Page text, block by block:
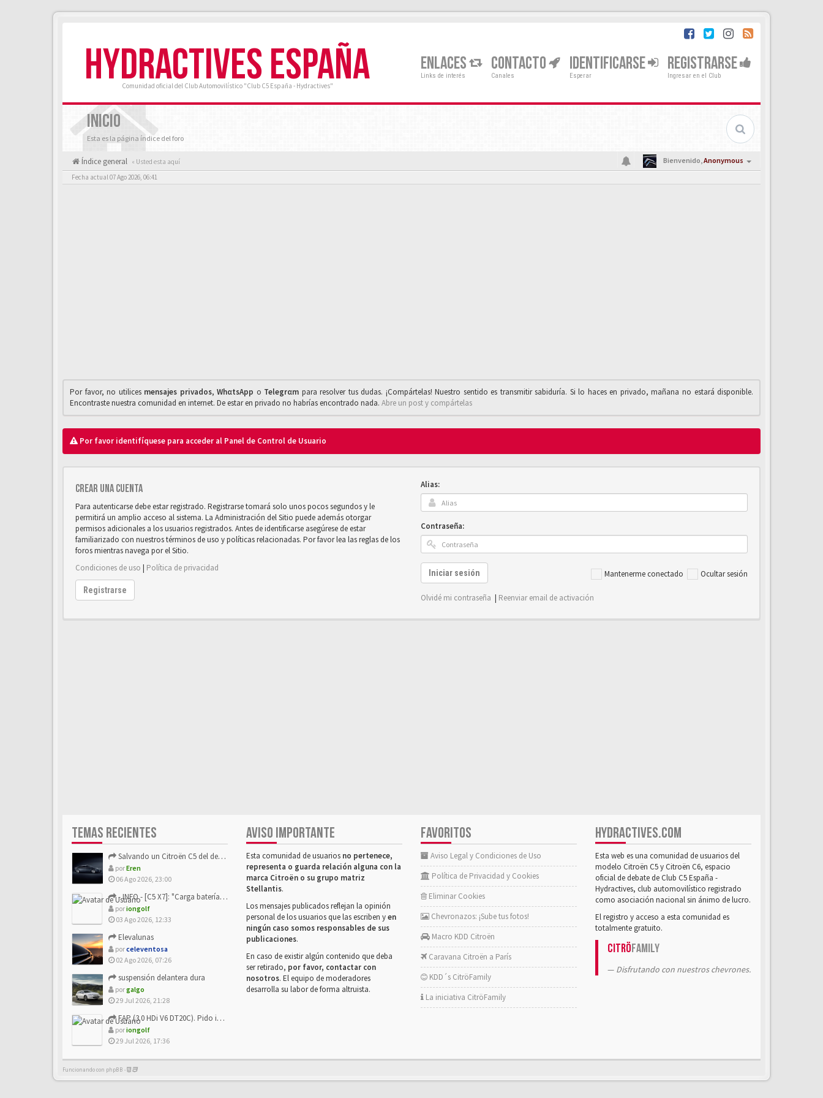
HYDRACTIVES ESPAÑA
Comunidad oficial del Club Automovilístico "Club C5 España - Hydractives"
ENLACES
Links de interés
CONTACTO
Canales
IDENTIFICARSE
Esperar
REGISTRARSE
Ingresar en el Club
INICIO
Esta es la página índice del foro
Índice general « Usted esta aquí Bienvenido,Anonymous
Fecha actual 07 Ago 2026, 06:41
Por favor, no utilices mensajes privados,WhαtsApp o Telegrαm para resolver tus dudas. ¡Compártelas! Nuestro sentido es transmitir sabiduría. Si lo haces en privado, mañana no estará disponible.
Encontraste nuestra comunidad en internet. De estar en privado no habrías encontrado nada. Abre un post y compártelas
Por favor identifíquese para acceder al Panel de Control de Usuario
Crear una cuenta
Para autenticarse debe estar registrado. Registrarse tomará solo unos pocos segundos y le
permitirá un amplio acceso al sistema. La Administración del Sitio puede además otorgar
permisos adicionales a los usuarios registrados. Antes de identificarse asegúrese de estar
familiarizado con nuestros términos de uso y políticas relacionadas. Por favor lea las reglas de los
foros mientras navega por el Sitio.
Condiciones de uso | Política de privacidad
Registrarse
Alias:
Contraseña:
Mantenerme conectado Ocultar sesión
Iniciar sesión
Olvidé mi contraseña | Reenviar email de activación
TEMAS RECIENTES
Salvando un Citroën C5 del desguace: Presentación y seguimiento
porEren
06 Ago 2026, 23:00
- INFO - [C5 X7]: "Carga batería o alimentación eléctri...
poriongolf
03 Ago 2026, 12:33
Elevalunas
porceleventosa
02 Ago 2026, 07:26
suspensión delantera dura
porgalgo
29 Jul 2026, 21:28
FAP (3.0 HDi V6 DT20C). Pido info sobre su sustitución
poriongolf
29 Jul 2026, 17:36
AVISO IMPORTANTE
Esta comunidad de usuarios no pertenece,
representa o guarda relación alguna con la
marca Citroën o su grupo matriz
Stellantis.
Los mensajes publicados reflejan la opinión
personal de los usuarios que las escriben yen
ningún caso somos responsables de sus
publicaciones.
En caso de existir algún contenido que deba
ser retirado, por favor, contactar con
nosotros. El equipo de moderadores
desarrolla su labor de forma altruista.
FAVORITOS
Aviso Legal y Condiciones de Uso
Política de Privacidad y Cookies
Eliminar Cookies
Chevronazos: ¡Sube tus fotos!
Macro KDD Citroën
Caravana Citroën a París
KDD´s CitröFamily
La iniciativa CitröFamily
HYDRACTIVES.COM
Esta web es una comunidad de usuarios del
modelo Citroën C5 y Citroën C6, espacio
oficial de debate de Club C5 España -
Hydractives, club automovilístico registrado
como asociación nacional sin ánimo de lucro.
El registro y acceso a esta comunidad es
totalmente gratuito.
CitröFamily
Disfrutando con nuestros chevrones.
Funcionando con phpBB -